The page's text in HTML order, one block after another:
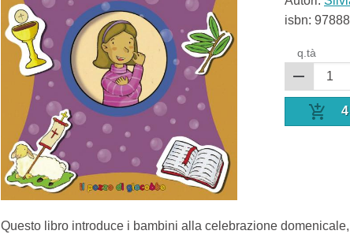
isbn:
q.tà
Questo libro introduce i bambini alla celebrazione